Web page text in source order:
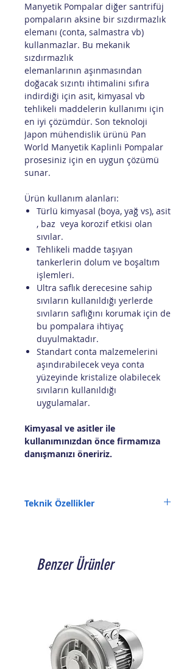
Manyetik Pompalar diğer santrifüj
pompaların aksine bir sızdırmazlık
elemanı (conta, salmastra vb)
kullanmazlar. Bu mekanik
sızdırmazlık
elemanlarının aşınmasından
doğacak sızıntı ihtimalini sıfıra
indirdiği için asit, kimyasal vb
tehlikeli maddelerin kullanımı için
en iyi çözümdür. Son teknoloji
Japon mühendislik ürünü Pan
World Manyetik Kaplinli Pompalar
prosesiniz için en uygun çözümü
sunar.
Ürün kullanım alanları:
Türlü kimyasal (boya, yağ vs), asit
, baz veya korozif etkisi olan
sıvılar.
Tehlikeli madde taşıyan
tankerlerin dolum ve boşaltım
işlemleri.
Ultra saflık derecesine sahip
sıvıların kullanıldığı yerlerde
sıvıların saflığını korumak için de
bu pompalara ihtiyaç
duyulmaktadır.
Standart conta malzemelerini
aşındırabilecek veya conta
yüzeyinde kristalize olabilecek
sıvıların kullanıldığı
uygulamalar.
Kimyasal ve asitler ile
kullanımınızdan önce firmamıza
danışmanızı öneririz.
Teknik Özellikler
Güç (W): 1500
Giriş (inç): 2"
Benzer Ürünler